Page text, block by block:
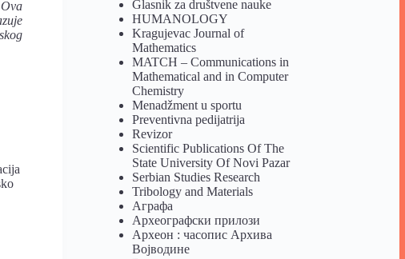
Glasnik za društvene nauke
HUMANOLOGY
Kragujevac Journal of
Mathematics
MATCH – Communications in
Mathematical and in Computer
Chemistry
Menadžment u sportu
Preventivna pedijatrija
Revizor
Scientific Publications Of The
State University Of Novi Pazar
Serbian Studies Research
Tribology and Materials
Аграфа
Археографски прилози
Археон : часопис Архива
Војводине